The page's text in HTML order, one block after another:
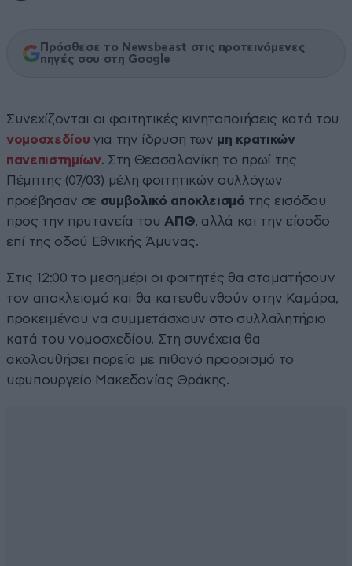
Πρόσθεσε το Newsbeast στις προτεινόμενες
πηγές σου στη Google
Συνεχίζονται οι φοιτητικές κινητοποιήσεις κατά του
νομοσχεδίου για την ίδρυση των μη κρατικών
πανεπιστημίων. Στη Θεσσαλονίκη το πρωί της
Πέμπτης (07/03) μέλη φοιτητικών συλλόγων
προέβησαν σε συμβολικό αποκλεισμό της εισόδου
προς την πρυτανεία του ΑΠΘ, αλλά και την είσοδο
επί της οδού Εθνικής Άμυνας.
Στις 12:00 το μεσημέρι οι φοιτητές θα σταματήσουν
τον αποκλεισμό και θα κατευθυνθούν στην Καμάρα,
προκειμένου να συμμετάσχουν στο συλλαλητήριο
κατά του νομοσχεδίου. Στη συνέχεια θα
ακολουθήσει πορεία με πιθανό προορισμό το
υφυπουργείο Μακεδονίας Θράκης.